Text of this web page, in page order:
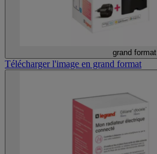
grand format
Télécharger l'image en grand format